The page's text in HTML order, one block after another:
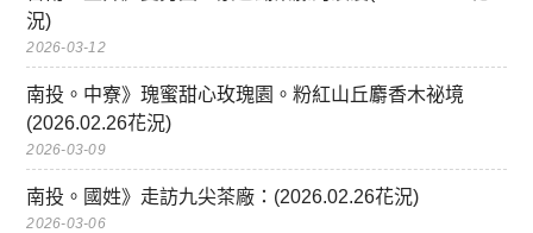
況)
2026-03-12
南投。中寮》瑰蜜甜心玫瑰園。粉紅山丘麝香木祕境
(2026.02.26花況)
2026-03-09
南投。國姓》走訪九尖茶廠：(2026.02.26花況)
2026-03-06